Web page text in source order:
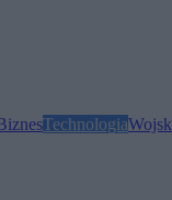
Technologia